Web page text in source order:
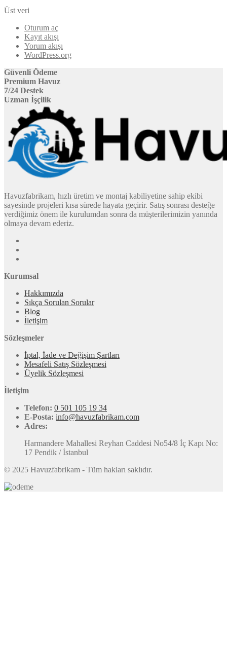
Üst veri
Oturum aç
Kayıt akışı
Yorum akışı
WordPress.org
Güvenli Ödeme
Premium Havuz
7/24 Destek
Uzman İşçilik
Havuzfabrikam, hızlı üretim ve montaj kabiliyetine sahip ekibi
sayesinde projeleri kısa sürede hayata geçirir. Satış sonrası desteğe
verdiğimiz önem ile kurulumdan sonra da müşterilerimizin yanında
olmaya devam ederiz.
Kurumsal
Hakkımızda
Sıkça Sorulan Sorular
Blog
İletişim
Sözleşmeler
İptal, İade ve Değişim Şartları
Mesafeli Satış Sözleşmesi
Üyelik Sözleşmesi
İletişim
Telefon: 0 501 105 19 34
E-Posta: info@havuzfabrikam.com
Adres:
Harmandere Mahallesi Reyhan Caddesi No54/8 İç Kapı No:
17 Pendik / İstanbul
© 2025 Havuzfabrikam - Tüm hakları saklıdır.